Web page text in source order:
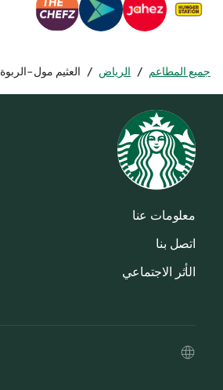
جميع المطاعم / الرياض / العثيم مول-الربوة
معلومات عنا
اتصل بنا
الأثر الاجتماعي